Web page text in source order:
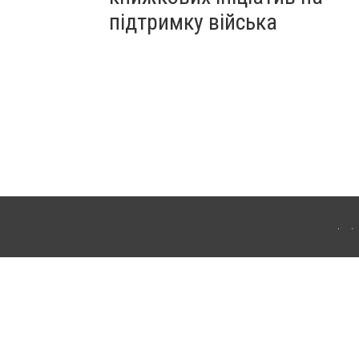
підтримку війська